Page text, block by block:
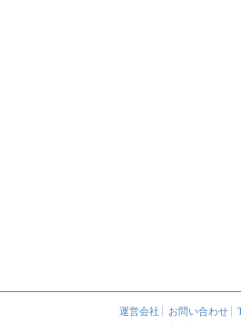
運営会社 お問い合わせ